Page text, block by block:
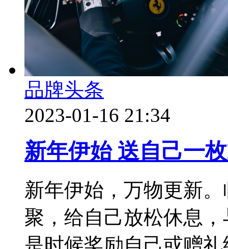
品牌头条
2023-01-16 21:34
新年伊始 送自己一
新年伊始，万物更新
聚，给自己放松休息